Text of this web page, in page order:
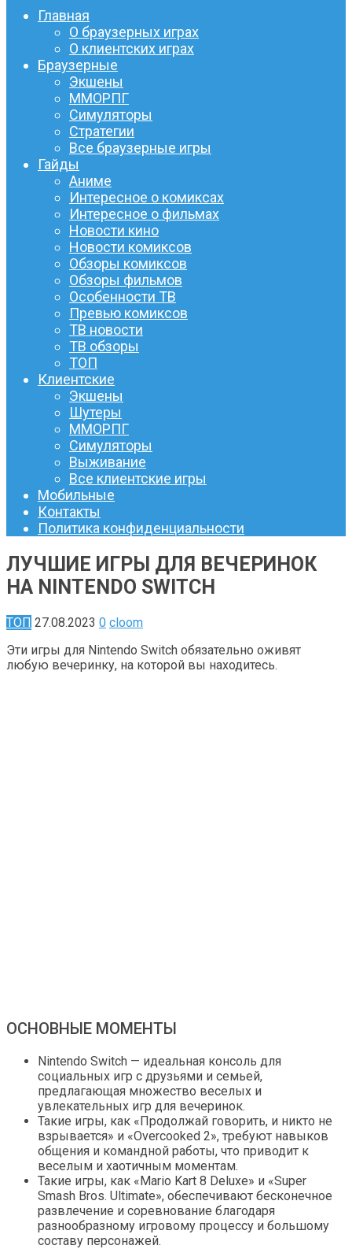
Главная
О браузерных играх
О клиентских играх
Браузерные
Экшены
ММОРПГ
Симуляторы
Стратегии
Все браузерные игры
Гайды
Аниме
Интересное о комиксах
Интересное о фильмах
Новости кино
Новости комиксов
Обзоры комиксов
Обзоры фильмов
Особенности ТВ
Превью комиксов
ТВ новости
ТВ обзоры
ТОП
Клиентские
Экшены
Шутеры
ММОРПГ
Симуляторы
Выживание
Все клиентские игры
Мобильные
Контакты
Политика конфиденциальности
ЛУЧШИЕ ИГРЫ ДЛЯ ВЕЧЕРИНОК
НА NINTENDO SWITCH
ТОП 27.08.2023 0 cloom
Эти игры для Nintendo Switch обязательно оживят
любую вечеринку, на которой вы находитесь.
ОСНОВНЫЕ МОМЕНТЫ
Nintendo Switch — идеальная консоль для
социальных игр с друзьями и семьей,
предлагающая множество веселых и
увлекательных игр для вечеринок.
Такие игры, как «Продолжай говорить, и никто не
взрывается» и «Overcooked 2», требуют навыков
общения и командной работы, что приводит к
веселым и хаотичным моментам.
Такие игры, как «Mario Kart 8 Deluxe» и «Super
Smash Bros. Ultimate», обеспечивают бесконечное
развлечение и соревнование благодаря
разнообразному игровому процессу и большому
составу персонажей.